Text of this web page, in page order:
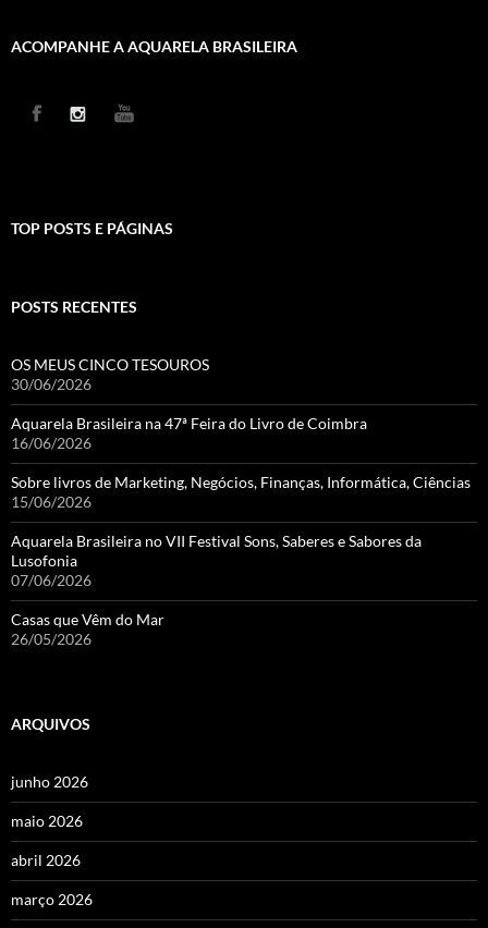
ACOMPANHE A AQUARELA BRASILEIRA
TOP POSTS E PÁGINAS
POSTS RECENTES
OS MEUS CINCO TESOUROS
30/06/2026
Aquarela Brasileira na 47ª Feira do Livro de Coimbra
16/06/2026
Sobre livros de Marketing, Negócios, Finanças, Informática, Ciências
15/06/2026
Aquarela Brasileira no VII Festival Sons, Saberes e Sabores da
Lusofonia
07/06/2026
Casas que Vêm do Mar
26/05/2026
ARQUIVOS
junho 2026
maio 2026
abril 2026
março 2026